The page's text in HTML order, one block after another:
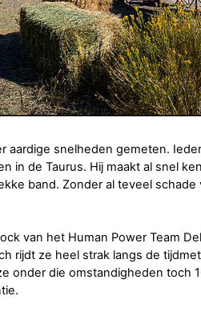
aardige snelheden gemeten.
in de Taurus. Hij maakt al snel
band. Zonder al teveel schade
van het Human Power Team
rijdt ze heel strak langs de
onder die omstandigheden toch